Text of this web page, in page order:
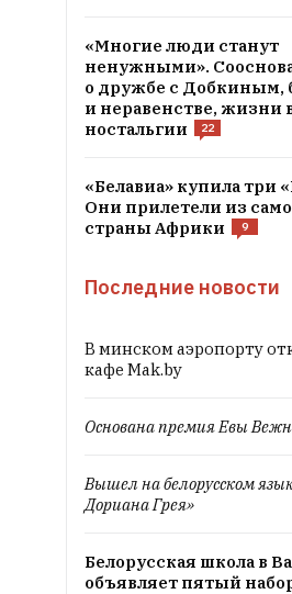
«Многие люди станут
ненужными».
о дружбе с Добкиным,
и неравенстве, жизни
ностальгии
22
«Белавиа» купила три
Они прилетели из
страны Африки
9
Последние новости
В минском аэропорту
кафе Mak.by
Основана премия Евы
Вышел на белорусском
Дориана Грея»
Белорусская школа в
объявляет пятый